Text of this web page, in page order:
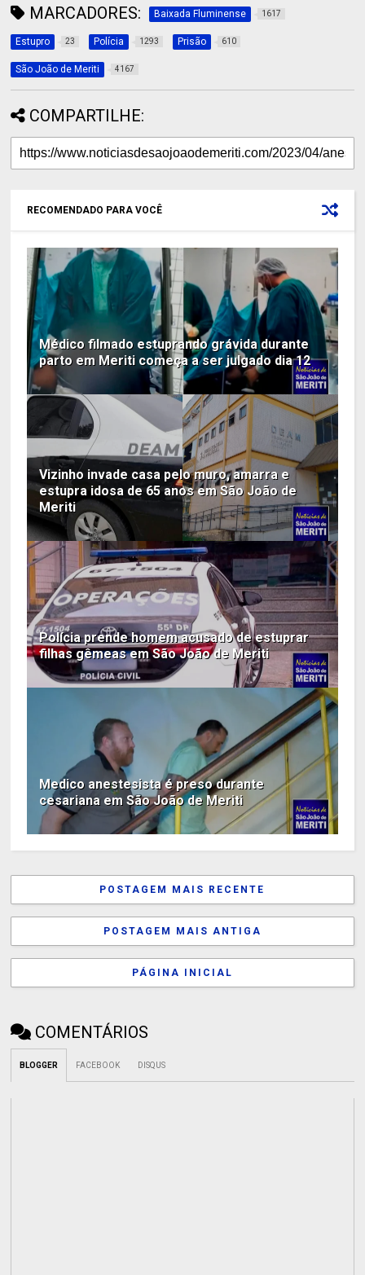
MARCADORES: Baixada Fluminense 1617
Estupro 23 Polícia 1293 Prisão 610
São João de Meriti 4167
COMPARTILHE:
RECOMENDADO PARA VOCÊ
Médico filmado estuprando grávida durante
parto em Meriti começa a ser julgado dia 12
Vizinho invade casa pelo muro, amarra e
estupra idosa de 65 anos em São João de
Meriti
Polícia prende homem acusado de estuprar
filhas gêmeas em São João de Meriti
Medico anestesista é preso durante
cesariana em São João de Meriti
POSTAGEM MAIS RECENTE
POSTAGEM MAIS ANTIGA
PÁGINA INICIAL
COMENTÁRIOS
BLOGGER FACEBOOK DISQUS